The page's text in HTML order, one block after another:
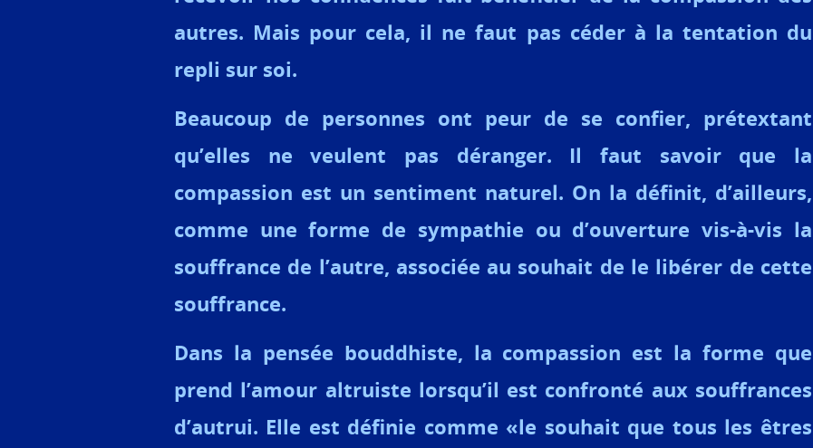
autres. Mais pour cela, il ne faut pas céder à la tentation du
repli sur soi.
Beaucoup de personnes ont peur de se confier, prétextant
qu’elles ne veulent pas déranger. Il faut savoir que la
compassion est un sentiment naturel. On la définit, d’ailleurs,
comme une forme de sympathie ou d’ouverture vis-à-vis la
souffrance de l’autre, associée au souhait de le libérer de cette
souffrance.
Dans la pensée bouddhiste, la compassion est la forme que
prend l’amour altruiste lorsqu’il est confronté aux souffrances
d’autrui. Elle est définie comme «le souhait que tous les êtres